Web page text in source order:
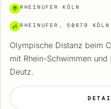
RHEINUFER KÖLN
RHEINUFER, 50679 KÖLN
Olympische Distanz beim
mit Rhein-Schwimmen und
Deutz.